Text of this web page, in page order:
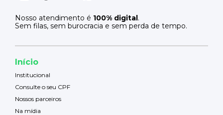
Nosso atendimento é 100% digital.
Sem filas, sem burocracia e sem perda de tempo.
Início
Institucional
Consulte o seu CPF
Nossos parceiros
Na mídia